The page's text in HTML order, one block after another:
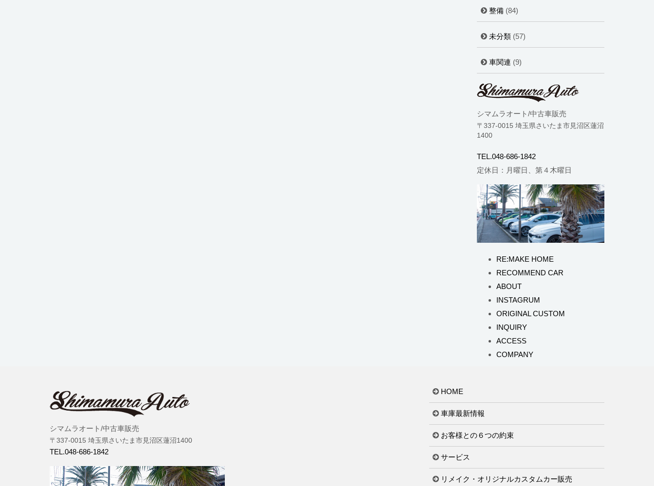
整備(84)
未分類(57)
車関連 (9)
シマムラオート/中古車販売
〒337-0015 埼玉県さいたま市見沼区蓮沼
1400
TEL.048-686-1842
定休日：月曜日、第４木曜日
RE:MAKE HOME
RECOMMEND CAR
ABOUT
INSTAGRUM
ORIGINAL CUSTOM
INQUIRY
ACCESS
COMPANY
シマムラオート/中古車販売
〒337-0015 埼玉県さいたま市見沼区蓮沼1400
TEL.048-686-1842
HOME
車庫最新情報
お客様との６つの約束
サービス
リメイク・オリジナルカスタムカー販売